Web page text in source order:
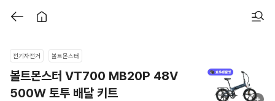
전기자전거 볼트몬스터
볼트몬스터 VT700 MB20P 48V
500W 토투 배달 키트